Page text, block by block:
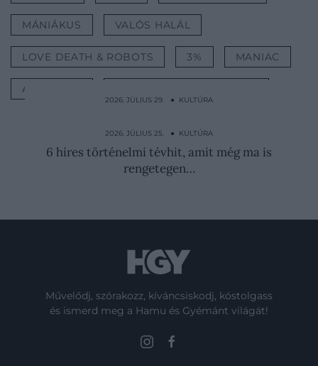
MÁNIÁKUS VALÓS HALÁL
LOVE DEATH & ROBOTS 3% MANIAC
ÁTUTAZÓK
2026. JÚLIUS 29. ● KULTÚRA
Észak-Korea…
2026. JÚLIUS 25. ● KULTÚRA
6 híres történelmi tévhit, amit még ma is
rengetegen…
Művelődj, szórakozz, kíváncsiskodj, kóstolgass
és ismerd meg a Hamu és Gyémánt világát!